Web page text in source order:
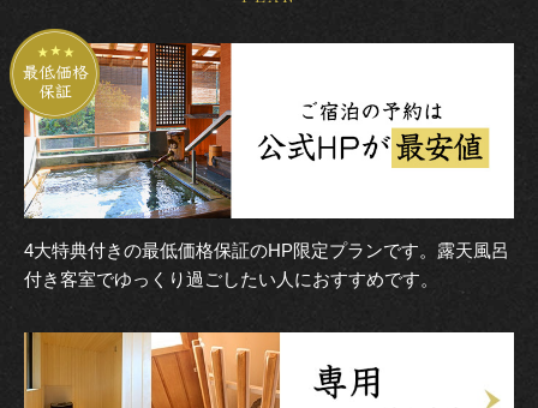
4大特典付きの最低価格保証のHP限定プランです。露天風呂
付き客室でゆっくり過ごしたい人におすすめです。